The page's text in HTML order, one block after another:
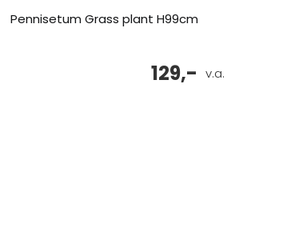
Pennisetum Grass plant H99cm
v.a.
129,-